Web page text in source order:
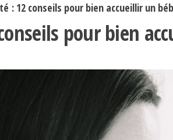
: 12 conseils pour bien accueillir un
pour bien